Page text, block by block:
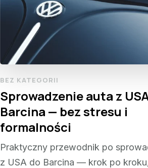
BEZ KATEGORII
Sprowadzenie auta z
Barcina — bez stresu i
formalności
Praktyczny przewodnik po
z USA do Barcina — krok po